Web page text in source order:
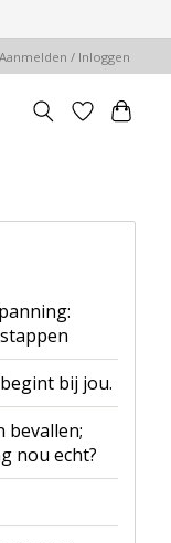
Aanmelden / Inloggen
bij jou.
bevallen;
nou echt?